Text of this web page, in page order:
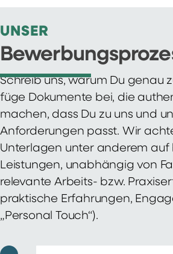
UNSER
Schreib uns, warum Du genau
füge Dokumente bei, die
machen, dass Du zu uns und
Anforderungen passt. Wir
Unterlagen unter anderem auf
Leistungen, unabhängig von
relevante Arbeits- bzw.
praktische Erfahrungen,
„Personal Touch“).